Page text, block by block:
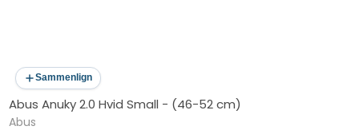
Sammenlign
Abus Anuky 2.0 Hvid Small - (46-52 cm)
Abus